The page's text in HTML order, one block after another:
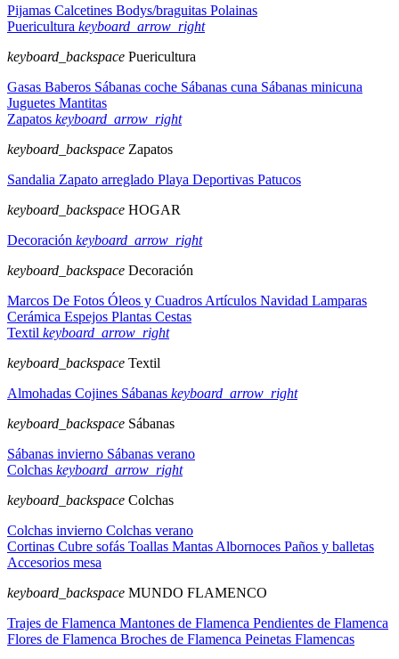
Pijamas Calcetines Bodys/braguitas Polainas
Puericultura keyboard_arrow_right
keyboard_backspace Puericultura
Gasas Baberos Sábanas coche Sábanas cuna Sábanas minicuna
Juguetes Mantitas
Zapatos keyboard_arrow_right
keyboard_backspace Zapatos
Sandalia Zapato arreglado Playa Deportivas Patucos
keyboard_backspace HOGAR
Decoración keyboard_arrow_right
keyboard_backspace Decoración
Marcos De Fotos Óleos y Cuadros Artículos Navidad Lamparas
Cerámica Espejos Plantas Cestas
Textil keyboard_arrow_right
keyboard_backspace Textil
Almohadas Cojines Sábanas keyboard_arrow_right
keyboard_backspace Sábanas
Sábanas invierno Sábanas verano
Colchas keyboard_arrow_right
keyboard_backspace Colchas
Colchas invierno Colchas verano
Cortinas Cubre sofás Toallas Mantas Albornoces Paños y balletas
Accesorios mesa
keyboard_backspace MUNDO FLAMENCO
Trajes de Flamenca Mantones de Flamenca Pendientes de Flamenca
Flores de Flamenca Broches de Flamenca Peinetas Flamencas